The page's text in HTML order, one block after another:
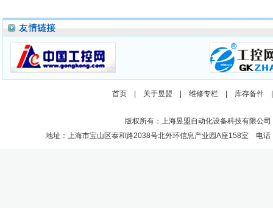
首页 关于昱盟 维修专栏 库存备件
版权所有：上海昱盟自动化设备科技有限公
地址：上海市宝山区泰和路2038号北外环信息产业园A座158室